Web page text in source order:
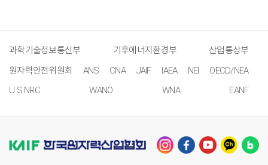
과학기술정보통신부 기후에너지환경부
산업통상부
원자력안전위원회
ANS CNA JAIF IAEA NEI
OECD/NEA
U.S.NRC
WANO WNA EANF